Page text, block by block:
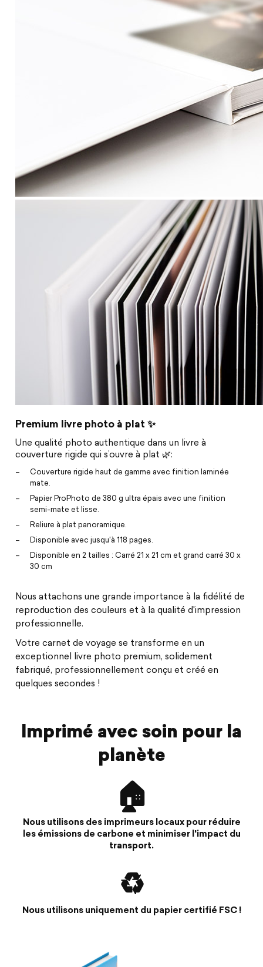
Premium livre photo à plat ✨
Une qualité photo authentique dans un livre à
couverture rigide qui s’ouvre à plat 🌿:
Couverture rigide haut de gamme avec finition laminée
mate.
Papier ProPhoto de 380 g ultra épais avec une finition
semi-mate et lisse.
Reliure à plat panoramique.
Disponible avec jusqu'à 118 pages.
Disponible en 2 tailles : Carré 21 x 21 cm et grand carré 30 x
30 cm
Nous attachons une grande importance à la fidélité de
reproduction des couleurs et à la qualité d'impression
professionnelle.
Votre carnet de voyage se transforme en un
exceptionnel livre photo premium, solidement
fabriqué, professionnellement conçu et créé en
quelques secondes !
Imprimé avec soin pour la
planète
🏠
Nous utilisons des imprimeurs locaux pour réduire
les émissions de carbone et minimiser l'impact du
transport.
♻️
Nous utilisons uniquement du papier certifié FSC !